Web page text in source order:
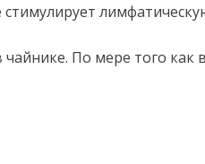
По мере того как